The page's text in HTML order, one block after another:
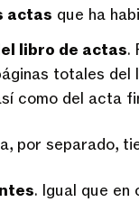
actas que ha
libro de actas.
totales
como del acta
por separado,
. Igual que